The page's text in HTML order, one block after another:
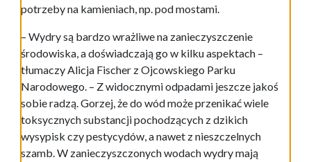
potrzeby na kamieniach, np. pod mostami.
– Wydry są bardzo wrażliwe na zanieczyszczenie
środowiska, a doświadczają go w kilku aspektach –
tłumaczy Alicja Fischer z Ojcowskiego Parku
Narodowego. – Z widocznymi odpadami jeszcze jakoś
sobie radzą. Gorzej, że do wód może przenikać wiele
toksycznych substancji pochodzących z dzikich
wysypisk czy pestycydów, a nawet z nieszczelnych
szamb. W zanieczyszczonych wodach wydry mają